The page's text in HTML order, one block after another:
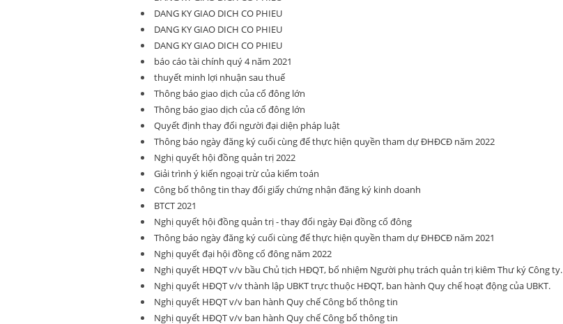
DANG KY GIAO DICH CO PHIEU
DANG KY GIAO DICH CO PHIEU
DANG KY GIAO DICH CO PHIEU
báo cáo tài chính quý 4 năm 2021
thuyết minh lợi nhuận sau thuế
Thông báo giao dịch của cổ đông lớn
Thông báo giao dịch của cổ đông lớn
Quyết định thay đổi người đại diện pháp luật
Thông báo ngày đăng ký cuối cùng để thực hiện quyền tham dự ĐHĐCĐ năm 2022
Nghị quyết hội đồng quản trị 2022
Giải trình ý kiến ngoại trừ của kiểm toán
Công bố thông tin thay đổi giấy chứng nhận đăng ký kinh doanh
BTCT 2021
Nghị quyết hội đồng quản trị - thay đổi ngày Đại đồng cổ đông
Thông báo ngày đăng ký cuối cùng để thực hiện quyền tham dự ĐHĐCĐ năm 2021
Nghị quyết đại hội đồng cổ đông năm 2022
Nghị quyết HĐQT v/v bầu Chủ tịch HĐQT, bổ nhiệm Người phụ trách quản trị kiêm Thư ký Công ty.
Nghị quyết HĐQT v/v thành lập UBKT trực thuộc HĐQT, ban hành Quy chế hoạt động của UBKT.
Nghị quyết HĐQT v/v ban hành Quy chế Công bố thông tin
Nghị quyết HĐQT v/v ban hành Quy chế Công bố thông tin